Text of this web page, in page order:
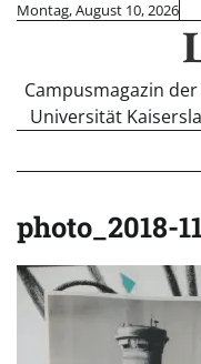
SkipMontag, August 10, 2026
Campusmagazin
Universität
photo_2018-